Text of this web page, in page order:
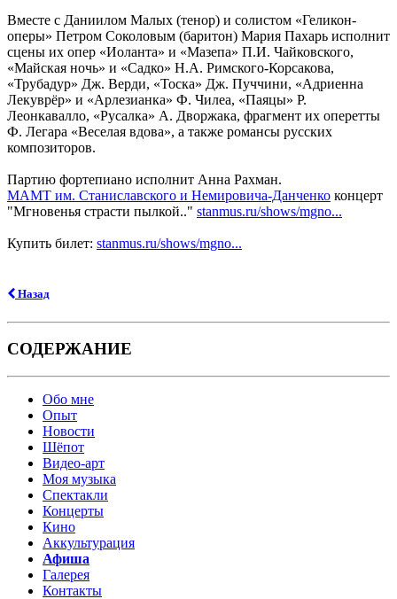
Вместе с Даниилом Малых (тенор) и солистом «Геликон-
оперы» Петром Соколовым (баритон) Мария Пахарь исполнит
сцены их опер «Иоланта» и «Мазепа» П.И. Чайковского,
«Майская ночь» и «Садко» Н.А. Римского-Корсакова,
«Трубадур» Дж. Верди, «Тоска» Дж. Пуччини, «Адриенна
Лекуврёр» и «Арлезианка» Ф. Чилеа, «Паяцы» Р.
Леонкавалло, «Русалка» А. Дворжака, фрагмент их оперетты
Ф. Легара «Веселая вдова», а также романсы русских
композиторов.
Партию фортепиано исполнит Анна Рахман.
МАМТ им. Станиславского и Немировича-Данченко концерт
"Мгновенья страсти пылкой.." stanmus.ru/shows/mgno...
Купить билет: stanmus.ru/shows/mgno...
Назад
СОДЕРЖАНИЕ
Обо мне
Опыт
Новости
Шёпот
Видео-арт
Моя музыка
Спектакли
Концерты
Кино
Аккультурация
Афиша
Галерея
Контакты